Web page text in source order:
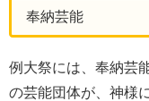
奉納芸能
例大祭には、奉納芸
の芸能団体が、神様